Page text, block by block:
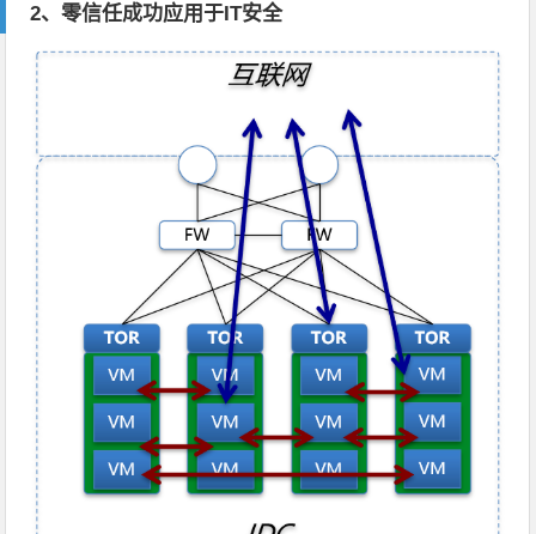
2、零信任成功应用于IT安全